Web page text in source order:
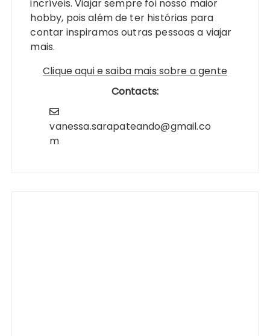
incríveis. Viajar sempre foi nosso maior
hobby, pois além de ter histórias para
contar inspiramos outras pessoas a viajar
mais.
Clique aqui e saiba mais sobre a gente
Contacts:
vanessa.sarapateando@gmail.co
m